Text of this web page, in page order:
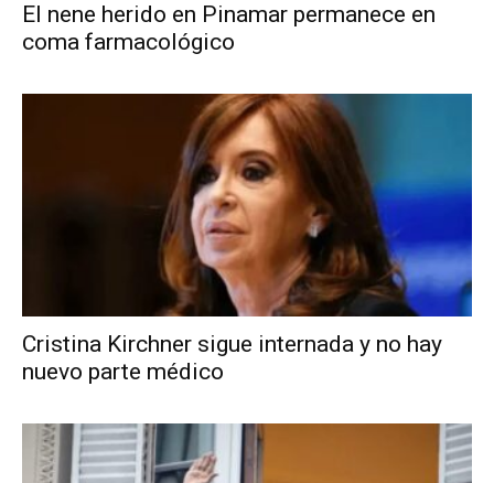
El nene herido en Pinamar permanece en
coma farmacológico
Cristina Kirchner sigue internada y no hay
nuevo parte médico